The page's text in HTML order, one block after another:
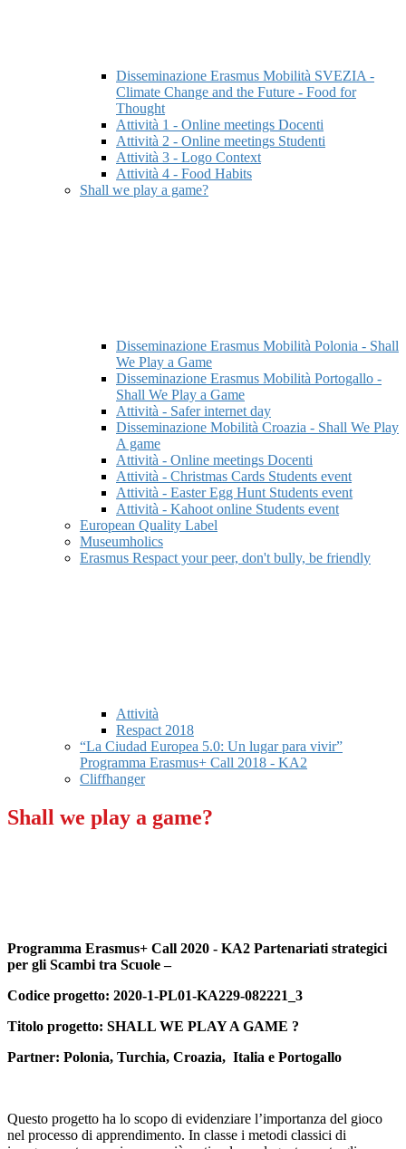
Disseminazione Erasmus Mobilità SVEZIA -
Climate Change and the Future - Food for
Thought
Attività 1 - Online meetings Docenti
Attività 2 - Online meetings Studenti
Attività 3 - Logo Context
Attività 4 - Food Habits
Shall we play a game?
Disseminazione Erasmus Mobilità Polonia - Shall
We Play a Game
Disseminazione Erasmus Mobilità Portogallo -
Shall We Play a Game
Attività - Safer internet day
Disseminazione Mobilità Croazia - Shall We Play
A game
Attività - Online meetings Docenti
Attività - Christmas Cards Students event
Attività - Easter Egg Hunt Students event
Attività - Kahoot online Students event
European Quality Label
Museumholics
Erasmus Respact your peer, don't bully, be friendly
Attività
Respact 2018
“La Ciudad Europea 5.0: Un lugar para vivir”
Programma Erasmus+ Call 2018 - KA2
Cliffhanger
Shall we play a game?
Programma Erasmus+ Call 2020 - KA2 Partenariati strategici
per gli Scambi tra Scuole –
Codice progetto: 2020-1-PL01-KA229-082221_3
Titolo progetto: SHALL WE PLAY A GAME ?
Partner: Polonia, Turchia, Croazia, Italia e Portogallo
Questo progetto ha lo scopo di evidenziare l’importanza del gioco
nel processo di apprendimento. In classe i metodi classici di